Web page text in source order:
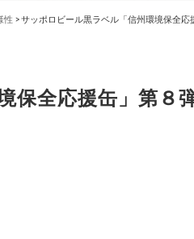
性 >サッポロビール黒ラベル「信州環境保全応
保全応援缶」第８